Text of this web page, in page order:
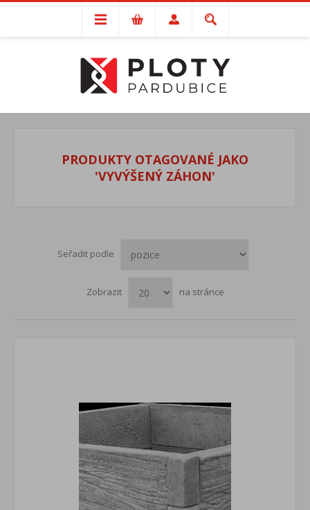
PRODUKTY OTAGOVANÉ JAKO
'VYVÝŠENÝ ZÁHON'
Seřadit podle
Zobrazit na stránce